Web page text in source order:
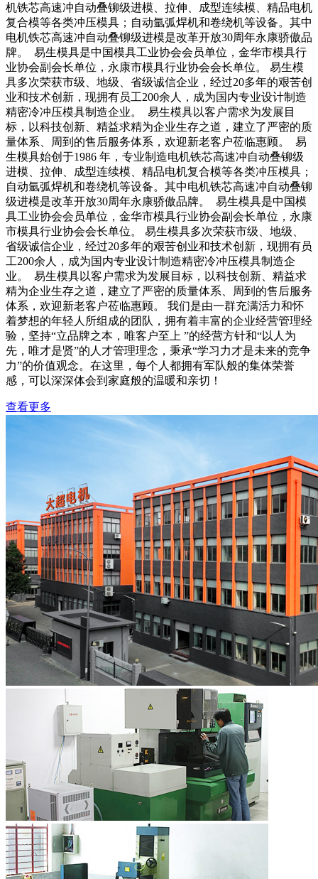
机铁芯高速冲自动叠铆级进模、拉伸、成型连续模、精品电机
复合模等各类冲压模具；自动氩弧焊机和卷绕机等设备。其中
电机铁芯高速冲自动叠铆级进模是改革开放30周年永康骄傲品
牌。 易生模具是中国模具工业协会会员单位，金华市模具行
业协会副会长单位，永康市模具行业协会会长单位。 易生模
具多次荣获市级、地级、省级诚信企业，经过20多年的艰苦创
业和技术创新，现拥有员工200余人，成为国内专业设计制造
精密冷冲压模具制造企业。 易生模具以客户需求为发展目
标，以科技创新、精益求精为企业生存之道，建立了严密的质
量体系、周到的售后服务体系，欢迎新老客户莅临惠顾。 易
生模具始创于1986 年，专业制造电机铁芯高速冲自动叠铆级
进模、拉伸、成型连续模、精品电机复合模等各类冲压模具；
自动氩弧焊机和卷绕机等设备。其中电机铁芯高速冲自动叠铆
级进模是改革开放30周年永康骄傲品牌。 易生模具是中国模
具工业协会会员单位，金华市模具行业协会副会长单位，永康
市模具行业协会会长单位。 易生模具多次荣获市级、地级、
省级诚信企业，经过20多年的艰苦创业和技术创新，现拥有员
工200余人，成为国内专业设计制造精密冷冲压模具制造企
业。 易生模具以客户需求为发展目标，以科技创新、精益求
精为企业生存之道，建立了严密的质量体系、周到的售后服务
体系，欢迎新老客户莅临惠顾。 我们是由一群充满活力和怀
着梦想的年轻人所组成的团队，拥有着丰富的企业经营管理经
验，坚持“立品牌之本，唯客户至上 ”的经营方针和“以人为
先，唯才是贤”的人才管理理念，秉承“学习力才是未来的竞争
力”的价值观念。在这里，每个人都拥有军队般的集体荣誉
感，可以深深体会到家庭般的温暖和亲切！
查看更多